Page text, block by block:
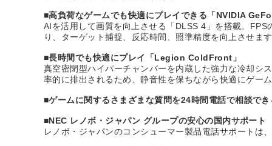
■高負荷なゲームでも快適にプレイできる「NVIDIA
AIを活用して画質を向上させる「DLSS 4」を搭載。
り、ターゲット捕捉、反応時間、照準精度を向上させま
■長時間でも快適にプレイ「Legion ColdFront」
真空密閉型ハイパーチャンバーを内蔵した強力な冷却シ
率的に排出されるため、静音性を保ちながら快適にゲー
■ゲームに関するさまざまな質問を24時間電話で相談
■NEC レノボ・ジャパン グループの安心の国内サポート
レノボ・ジャパンのコンシューマー製品電話サポートは